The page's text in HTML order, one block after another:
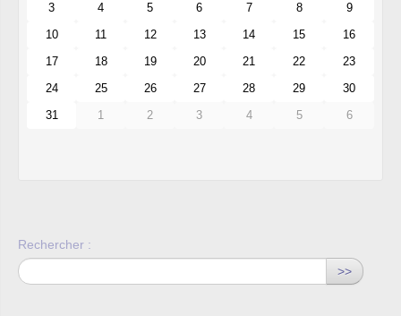
3
4 5 6 7 8
9
10
11 12 13 14 15
16
17
18 19 20 21 22
23
24
25 26 27 28 29
30
31
1 2 3 4 5 6
Rechercher :
>>